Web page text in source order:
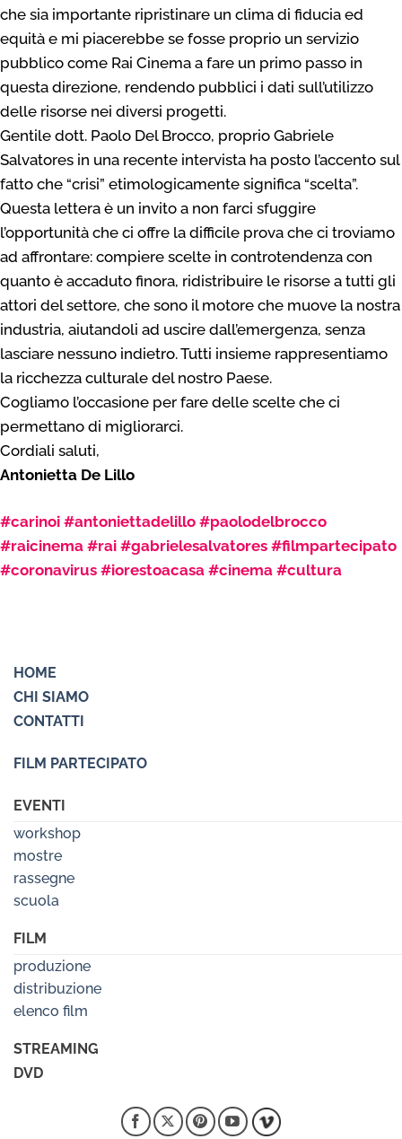
che sia importante ripristinare un clima di fiducia ed
equità e mi piacerebbe se fosse proprio un servizio
pubblico come Rai Cinema a fare un primo passo in
questa direzione, rendendo pubblici i dati sull’utilizzo
delle risorse nei diversi progetti.
Gentile dott. Paolo Del Brocco, proprio Gabriele
Salvatores in una recente intervista ha posto l’accento sul
fatto che “crisi” etimologicamente significa “scelta”.
Questa lettera è un invito a non farci sfuggire
l’opportunità che ci offre la difficile prova che ci troviamo
ad affrontare: compiere scelte in controtendenza con
quanto è accaduto finora, ridistribuire le risorse a tutti gli
attori del settore, che sono il motore che muove la nostra
industria, aiutandoli ad uscire dall’emergenza, senza
lasciare nessuno indietro. Tutti insieme rappresentiamo
la ricchezza culturale del nostro Paese.
Cogliamo l’occasione per fare delle scelte che ci
permettano di migliorarci.
Cordiali saluti,
Antonietta De Lillo
#carinoi #antoniettadelillo #paolodelbrocco
#raicinema #rai #gabrielesalvatores #filmpartecipato
#coronavirus #iorestoacasa #cinema #cultura
HOME
CHI SIAMO
CONTATTI
FILM PARTECIPATO
EVENTI
workshop
mostre
rassegne
scuola
FILM
produzione
distribuzione
elenco film
STREAMING
DVD